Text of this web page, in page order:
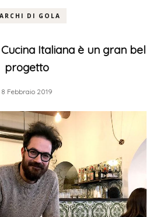
DI GOLA
Italiana è un gran bel
progetto
8 Febbraio 2019